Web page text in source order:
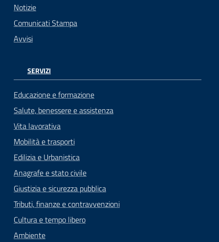
Notizie
Comunicati Stampa
Avvisi
SERVIZI
Educazione e formazione
Salute, benessere e assistenza
Vita lavorativa
Mobilità e trasporti
Edilizia e Urbanistica
Anagrafe e stato civile
Giustizia e sicurezza pubblica
Tributi, finanze e contravvenzioni
Cultura e tempo libero
Ambiente